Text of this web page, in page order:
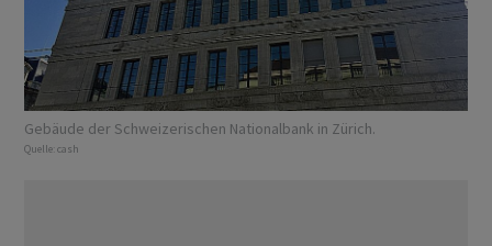
Gebäude der Schweizerischen Nationalbank in Zürich.
Quelle: cash